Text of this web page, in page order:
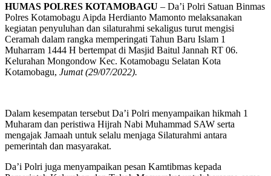
HUMAS POLRES KOTAMOBAGU – Da’i Polri Satuan Binmas
Polres Kotamobagu Aipda Herdianto Mamonto melaksanakan
kegiatan penyuluhan dan silaturahmi sekaligus turut mengisi
Ceramah dalam rangka memperingati Tahun Baru Islam 1
Muharram 1444 H bertempat di Masjid Baitul Jannah RT 06.
Kelurahan Mongondow Kec. Kotamobagu Selatan Kota
Kotamobagu, Jumat (29/07/2022).
Dalam kesempatan tersebut Da’i Polri menyampaikan hikmah 1
Muharam dan peristiwa Hijrah Nabi Muhammad SAW serta
mengajak Jamaah untuk selalu menjaga Silaturahmi antara
pemerintah dan masyarakat.
Da’i Polri juga menyampaikan pesan Kamtibmas kepada